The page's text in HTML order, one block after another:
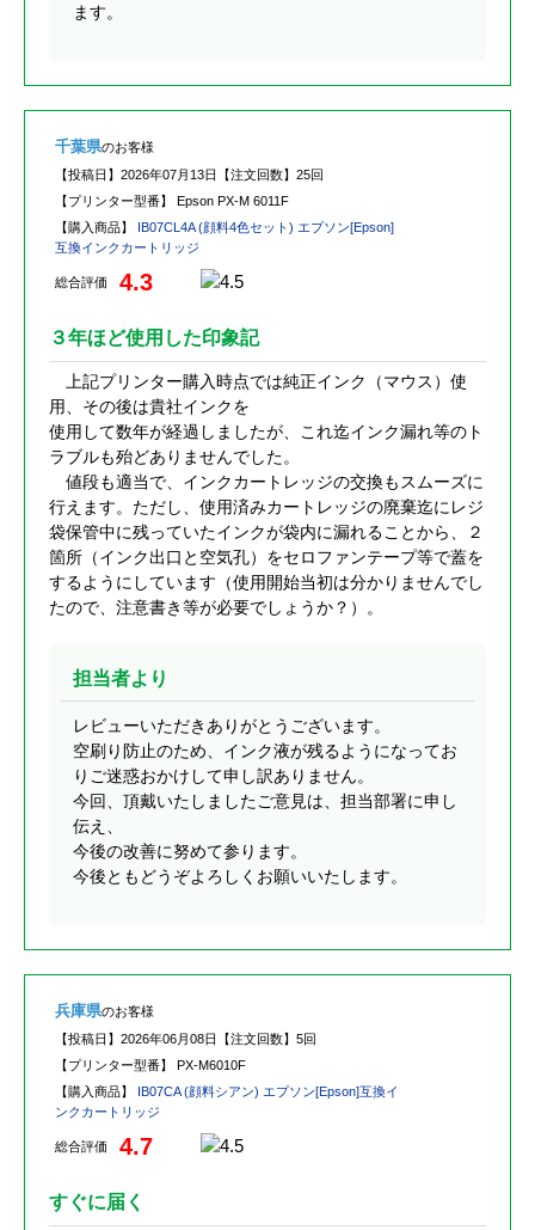
ます。
千葉県のお客様
【投稿日】 2026年07月13日 【注文回数】 25回
【プリンター型番】 Epson PX-M 6011F
【購入商品】 IB07CL4A (顔料4色セット) エプソン[Epson]
互換インクカートリッジ
総合評価 4.3
３年ほど使用した印象記
上記プリンター購入時点では純正インク（マウス）使
用、その後は貴社インクを
使用して数年が経過しましたが、これ迄インク漏れ等のト
ラブルも殆どありませんでした。
値段も適当で、インクカートレッジの交換もスムーズに
行えます。ただし、使用済みカートレッジの廃棄迄にレジ
袋保管中に残っていたインクが袋内に漏れることから、２
箇所（インク出口と空気孔）をセロファンテープ等で蓋を
するようにしています（使用開始当初は分かりませんでし
たので、注意書き等が必要でしょうか？）。
担当者より
レビューいただきありがとうございます。
空刷り防止のため、インク液が残るようになってお
りご迷惑おかけして申し訳ありません。
今回、頂戴いたしましたご意見は、担当部署に申し
伝え、
今後の改善に努めて参ります。
今後ともどうぞよろしくお願いいたします。
兵庫県のお客様
【投稿日】 2026年06月08日 【注文回数】 5回
【プリンター型番】 PX-M6010F
【購入商品】 IB07CA (顔料シアン) エプソン[Epson]互換イ
ンクカートリッジ
総合評価 4.7
すぐに届く